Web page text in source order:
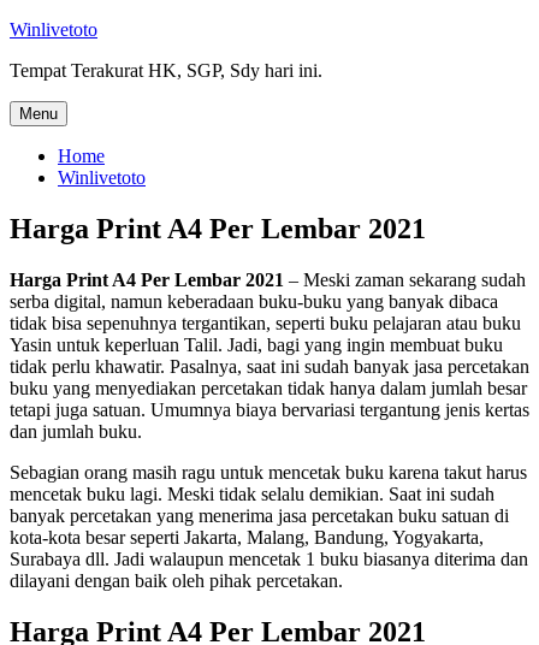
Skip
content
Winlivetoto
Tempat Terakurat HK, SGP, Sdy hari ini.
Menu
Home
Winlivetoto
Harga Print A4 Per Lembar 2021
Harga Print A4 Per Lembar 2021 – Meski zaman sekarang sudah
serba digital, namun keberadaan buku-buku yang banyak dibaca
tidak bisa sepenuhnya tergantikan, seperti buku pelajaran atau buku
Yasin untuk keperluan Talil. Jadi, bagi yang ingin membuat buku
tidak perlu khawatir. Pasalnya, saat ini sudah banyak jasa percetakan
buku yang menyediakan percetakan tidak hanya dalam jumlah besar
tetapi juga satuan. Umumnya biaya bervariasi tergantung jenis kertas
dan jumlah buku.
Sebagian orang masih ragu untuk mencetak buku karena takut harus
mencetak buku lagi. Meski tidak selalu demikian. Saat ini sudah
banyak percetakan yang menerima jasa percetakan buku satuan di
kota-kota besar seperti Jakarta, Malang, Bandung, Yogyakarta,
Surabaya dll. Jadi walaupun mencetak 1 buku biasanya diterima dan
dilayani dengan baik oleh pihak percetakan.
Harga Print A4 Per Lembar 2021